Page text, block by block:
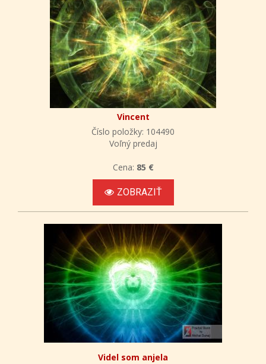
Vincent
Číslo položky: 104490
Voľný predaj
Cena: 85 €
ZOBRAZIŤ
Videl som anjela